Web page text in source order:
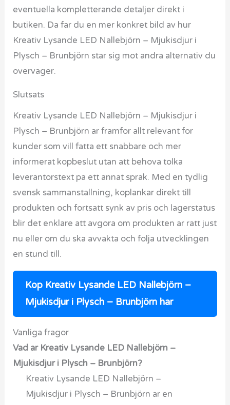
eventuella kompletterande detaljer direkt i
butiken. Da far du en mer konkret bild av hur
Kreativ Lysande LED Nallebjörn – Mjukisdjur i
Plysch – Brunbjörn star sig mot andra alternativ du
overvager.
Slutsats
Kreativ Lysande LED Nallebjörn – Mjukisdjur i
Plysch – Brunbjörn ar framfor allt relevant for
kunder som vill fatta ett snabbare och mer
informerat kopbeslut utan att behova tolka
leverantorstext pa ett annat sprak. Med en tydlig
svensk sammanstallning, koplankar direkt till
produkten och fortsatt synk av pris och lagerstatus
blir det enklare att avgora om produkten ar ratt just
nu eller om du ska avvakta och folja utvecklingen
en stund till.
Kop Kreativ Lysande LED Nallebjörn –
Mjukisdjur i Plysch – Brunbjörn har
Vanliga fragor
Vad ar Kreativ Lysande LED Nallebjörn –
Mjukisdjur i Plysch – Brunbjörn?
Kreativ Lysande LED Nallebjörn –
Mjukisdjur i Plysch – Brunbjörn ar en